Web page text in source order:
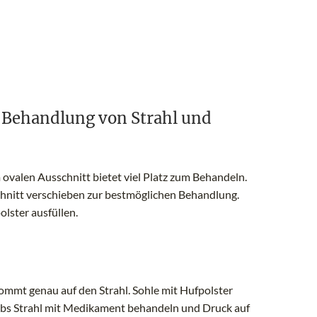
von Strahl und
Ausschnitt bietet viel Platz zum Behandeln.
verschieben zur bestmöglichen Behandlung.
ausfüllen.
genau auf den Strahl. Sohle mit Hufpolster
Strahl mit Medikament behandeln und Druck auf